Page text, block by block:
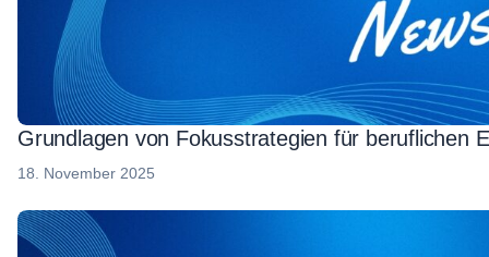
Grundlagen von Fokusstrategien für beruflichen
18. November 2025